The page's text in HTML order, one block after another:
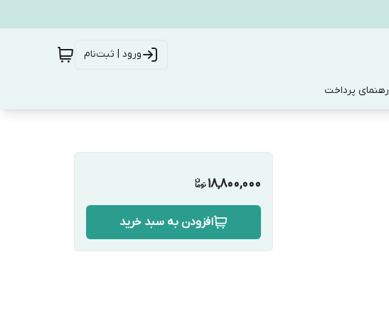
ورود | ثبت‌نام
رهنمای پرداخت
18,800,000
افزودن به سبد خرید